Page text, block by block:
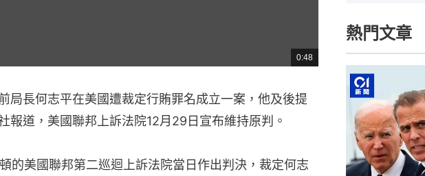
總
共
0:48
局長何志平在美國遭裁定行賄罪名成立一案，他及後提
報道，美國聯邦上訴法院12月29日宣布維持原判。
的美國聯邦第二巡迴上訴法院當日作出判決，裁定何志
熱門文章